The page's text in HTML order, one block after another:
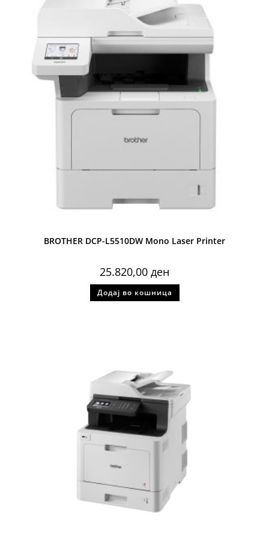
BROTHER DCP-L5510DW Mono Laser Printer
25.820,00 ден
Додај во кошница